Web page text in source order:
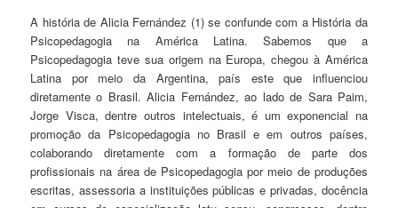
A história de Alicia Fernández (1) se confunde com a História da
Psicopedagogia na América Latina. Sabemos que a
Psicopedagogia teve sua origem na Europa, chegou à América
Latina por meio da Argentina, país este que influenciou
diretamente o Brasil. Alicia Fernández, ao lado de Sara Paim,
Jorge Visca, dentre outros intelectuais, é um exponencial na
promoção da Psicopedagogia no Brasil e em outros países,
colaborando diretamente com a formação de parte dos
profissionais na área de Psicopedagogia por meio de produções
escritas, assessoria a instituições públicas e privadas, docência